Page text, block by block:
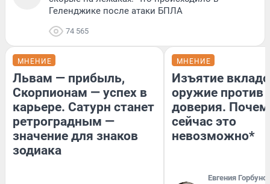
Геленджике после атаки БПЛА
74 565
МНЕНИЕ
Львам — прибыль,
Скорпионам — успех в
карьере. Сатурн станет
ретроградным —
значение для знаков
зодиака
МНЕНИЕ
Изъятие
оружие против
доверия.
сейчас это
невозможно*
Евгения